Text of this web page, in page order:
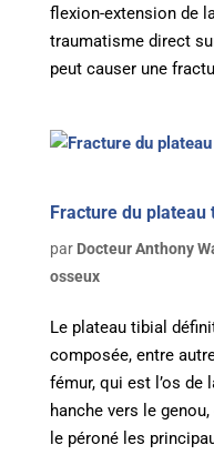
flexion-extension de
traumatisme direct
peut causer une
Fracture du plateau
par Docteur Anthony
osseux
Le plateau tibial
composée, entre
fémur, qui est l’os de
hanche vers le
le péroné les